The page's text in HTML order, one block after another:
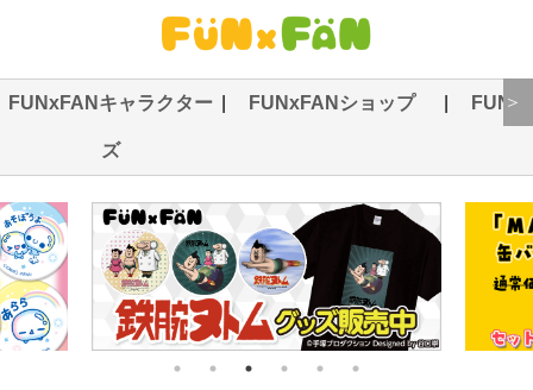
FUNxFANキャラクター
ズ
FUNxFANショップ ＞